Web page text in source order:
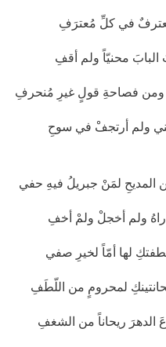
في كلِّ مُعترَفِ
محنيّاً ولم أقفِ
فصاحةِ قولٍ غيرِ مُنحرفِ
ولم أرتجفْ في سوحِ
لمَنْ جبريلُ فيهِ حفي
ولم أخجلْ ولمْ أخفِ
لها أمّاً لخيرِ صفي
لمحرومٍ من اللّطَفِ
ريحاناً من الشغفِ